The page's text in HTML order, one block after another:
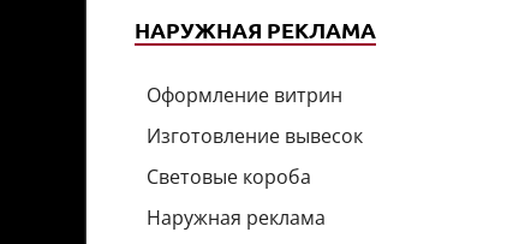
НАРУЖНАЯ РЕКЛАМА
Оформление витрин
Изготовление вывесок
Световые короба
Наружная реклама